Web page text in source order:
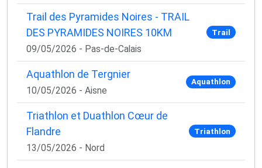
Trail des Pyramides Noires - TRAIL
DES PYRAMIDES NOIRES 10KM
09/05/2026 - Pas-de-Calais
Trail
Aquathlon de Tergnier
10/05/2026 - Aisne
Aquathlon
Triathlon et Duathlon Cœur de
Flandre
13/05/2026 - Nord
Triathlon